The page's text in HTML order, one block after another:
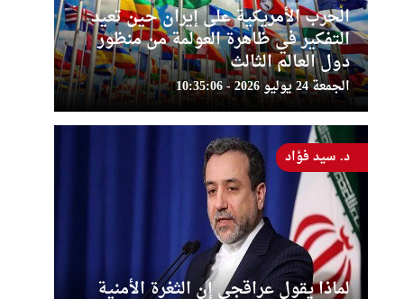
الحرب الأمريكية على إيران حين تعيد
التفكير في ظاهرة العولمة من منظور
دول العالم الثالث
الجمعة 24 يوليو 2026 - 10:35:06
لماذا يقول عراقجي إن الثغرة الأمنية
د. سيد فؤاد